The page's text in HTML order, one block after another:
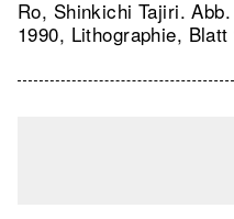
Ro, Shinkichi Tajiri.
1990, Lithographie, Blatt